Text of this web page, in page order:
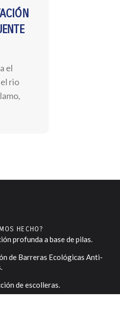
el
rio
HECHO?
profunda a base de pilas.
de Barreras Ecológicas Anti-
de escolleras.